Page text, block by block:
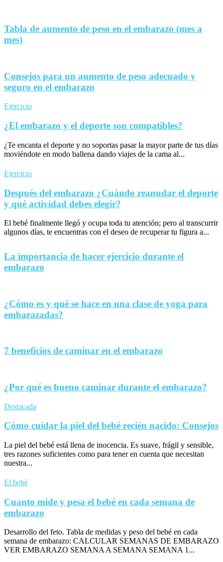
Tabla de aumento de peso en el embarazo (mes a
mes)
Consejos para un aumento de peso adecuado y
seguro en el embarazo
Ejercicio
¿El embarazo y el deporte son compatibles?
¿Te encanta el deporte y no soportas pasar la mayor parte de tus días
moviéndote en modo ballena dando viajes de la cama al...
Ejercicio
Después del embarazo ¿Cuándo reanudar el deporte
y qué actividad debes elegir?
El bebé finalmente llegó y ocupa toda tu atención; pero al transcurrir
algunos días, te encuentras con el deseo de recuperar tu figura a...
La importancia de hacer ejercicio durante el
embarazo
¿Cómo es y qué se hace en una clase de yoga para
embarazadas?
7 beneficios de caminar en el embarazo
¿Por qué es bueno caminar durante el embarazo?
Destacada
Cómo cuidar la piel del bebé recién nacido: Consejos
La piel del bebé está llena de inocencia. Es suave, frágil y sensible,
tres razones suficientes como para tener en cuenta que necesitan
nuestra...
El bebé
Cuanto mide y pesa el bebé en cada semana de
embarazo
Desarrollo del feto. Tabla de medidas y peso del bebé en cada
semana de embarazo: CALCULAR SEMANAS DE EMBARAZO
VER EMBARAZO SEMANA A SEMANA SEMANA 1...